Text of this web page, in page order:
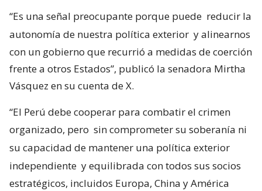
“Es una señal preocupante porque puede reducir la
autonomía de nuestra política exterior y alinearnos
con un gobierno que recurrió a medidas de coerción
frente a otros Estados”, publicó la senadora Mirtha
Vásquez en su cuenta de X.
“El Perú debe cooperar para combatir el crimen
organizado, pero sin comprometer su soberanía ni
su capacidad de mantener una política exterior
independiente y equilibrada con todos sus socios
estratégicos, incluidos Europa, China y América